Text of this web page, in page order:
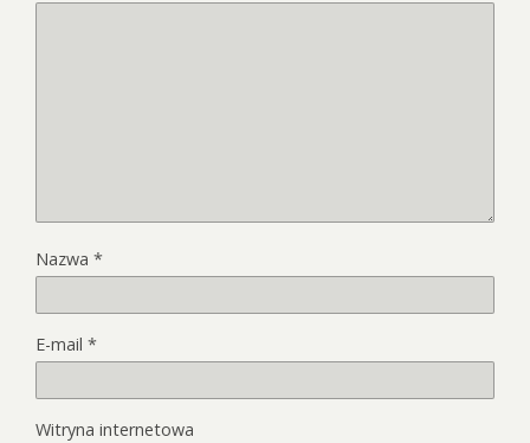
Nazwa *
E-mail *
Witryna internetowa